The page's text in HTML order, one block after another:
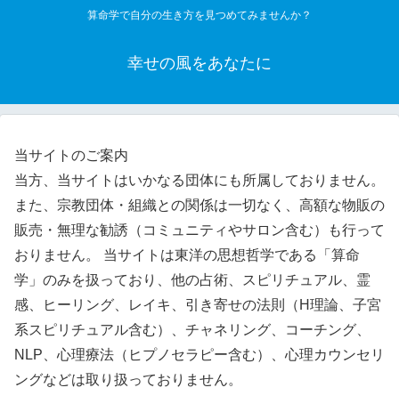
算命学で自分の生き方を見つめてみませんか？
幸せの風をあなたに
当サイトのご案内
当方、当サイトはいかなる団体にも所属しておりません。
また、宗教団体・組織との関係は一切なく、高額な物販の
販売・無理な勧誘（コミュニティやサロン含む）も行って
おりません。 当サイトは東洋の思想哲学である「算命
学」のみを扱っており、他の占術、スピリチュアル、霊
感、ヒーリング、レイキ、引き寄せの法則（H理論、子宮
系スピリチュアル含む）、チャネリング、コーチング、
NLP、心理療法（ヒプノセラピー含む）、心理カウンセリ
ングなどは取り扱っておりません。